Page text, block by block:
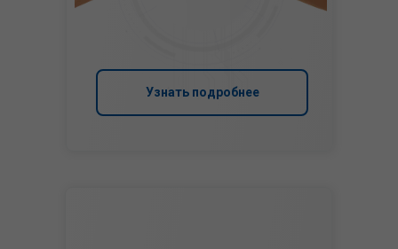
Узнать подробнее